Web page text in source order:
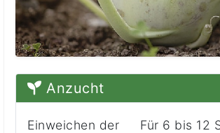
Anzucht
Einweichen der
Für 6 bis 12